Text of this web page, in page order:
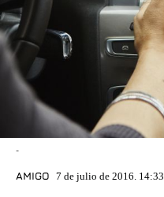
-
AMIGO 7 de julio de 2016. 14:33